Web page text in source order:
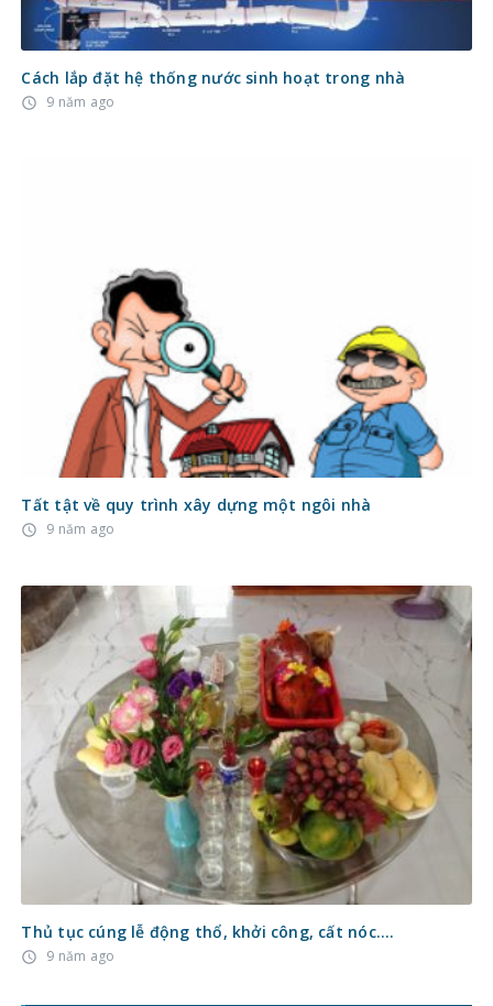
Cách lắp đặt hệ thống nước sinh hoạt trong nhà
access_time 9 năm ago
Tất tật về quy trình xây dựng một ngôi nhà
access_time 9 năm ago
Thủ tục cúng lễ động thổ, khởi công, cất nóc….
access_time 9 năm ago